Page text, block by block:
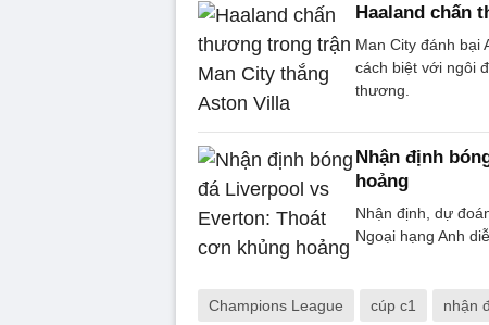
Haaland chấn
Man City đánh bại
cách biệt với ngôi
thương.
Nhận định
hoảng
Nhận định, dự
Ngoại hạng Anh
Champions League cúp c1 nhận